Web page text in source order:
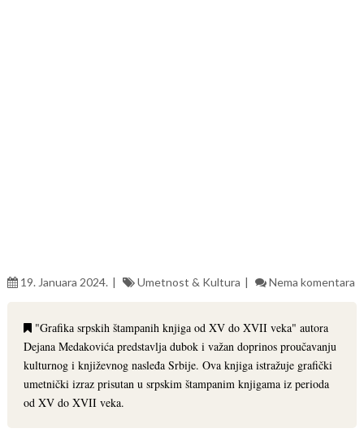
19. Januara 2024. Umetnost & Kultura Nema komentara
"Grаfikа srpskih štаmpаnih knjigа od XV do XVII veka" autora
Dejana Medakovića predstavlja dubok i važan doprinos proučavanju
kulturnog i književnog nasleđa Srbije. Ova knjiga istražuje grafički
umetnički izraz prisutan u srpskim štampanim knjigama iz perioda
od XV do XVII veka.